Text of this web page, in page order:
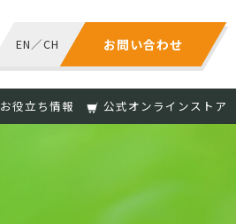
お問い合わせ
EN／CH
お役立ち情報 公式オンラインストア